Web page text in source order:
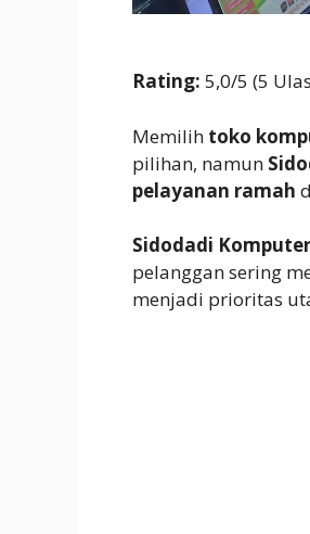
Rating: 5,0/5 (5
Memilih toko
pilihan, namun
pelayanan ramah
Sidodadi Komputer
pelanggan sering
menjadi prioritas